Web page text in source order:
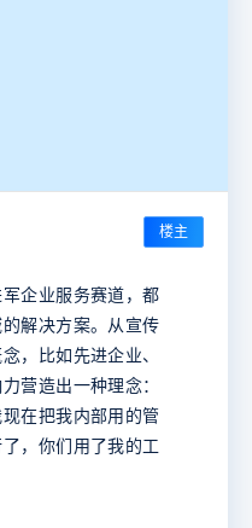
楼主
企业服务赛道，都
解决方案。从宣传
，比如先进企业、
营造出一种理念：
在把我内部用的管
，你们用了我的工